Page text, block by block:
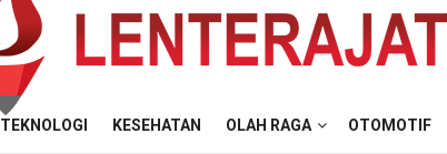
TEKNOLOGI KESEHATAN OLAH RAGA OTOMOTIF